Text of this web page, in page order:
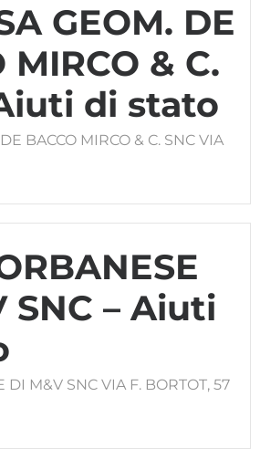
GEOM. DE
MIRCO & C.
di stato
BACCO MIRCO & C. SNC VIA
SNC – Aiuti
DI M&V SNC VIA F. BORTOT, 57